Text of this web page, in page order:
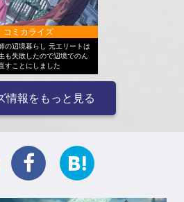
コミカライズ
の辺境暮らし 元エリートは
も失敗したので辺境でのん
すことにしました
情報をもっと見る